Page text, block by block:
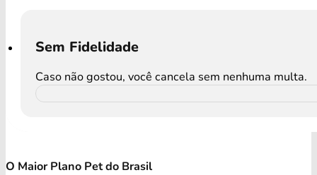
Sem Fidelidade
Caso não gostou, você cancela sem nenhuma multa.
O Maior Plano Pet do Brasil